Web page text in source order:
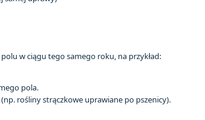
w ciągu tego samego roku, na przykład:
pola.
rośliny strączkowe uprawiane po pszenicy).